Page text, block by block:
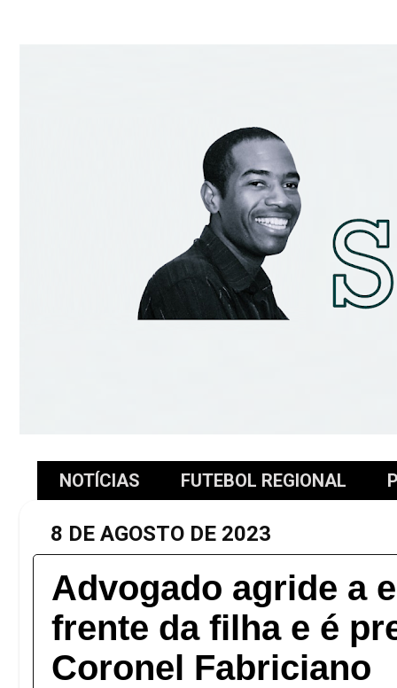
NOTÍCIAS FUTEBOL REGIONAL
8 DE AGOSTO DE 2023
Advogado agride a
frente da filha e é
Coronel Fabriciano